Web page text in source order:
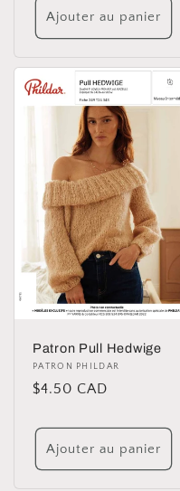
Ajouter au panier
Patron Pull Hedwige
Distributeur :
PATRON PHILDAR
Prix
$4.50 CAD
Ajouter au panier